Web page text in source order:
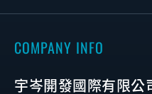
COMPANY INFO
宇岑開發國際有限公